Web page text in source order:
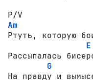
Am
Ртуть, которую
E
Рассыпалась
G